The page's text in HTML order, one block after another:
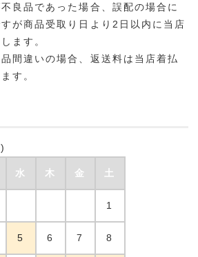
良品であった場合、誤配の場合に
が商品受取り日より2日以内に当店
ます。
間違いの場合、返送料は当店着払
す。
水 木 金 土
1
5 6 7 8